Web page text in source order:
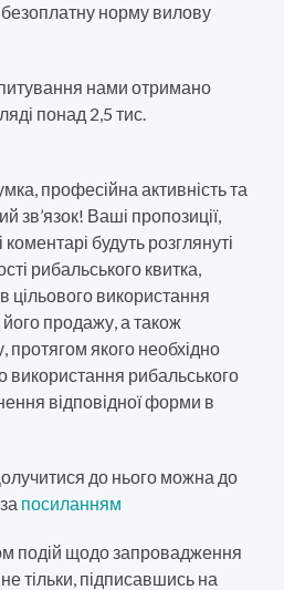
норму вилову
нами отримано
понад 2,5 тис.
професійна активність та
зв’язок! Ваші пропозиції,
будуть розглянуті
рибальського квитка,
цільового використання
продажу, а також
протягом якого необхідно
використання рибальського
відповідної форми в
до нього можна до
посиланням
подій щодо запровадження
тільки, підписавшись на